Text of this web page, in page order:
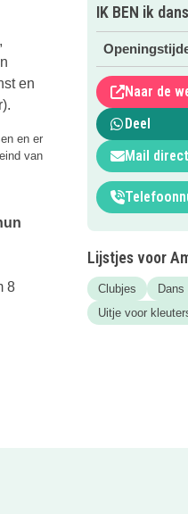
en
en er
van
8
IK BEN ik dans
Naar de
Deel
Mail direct
Lijstjes voor
Clubjes
Uitje voor